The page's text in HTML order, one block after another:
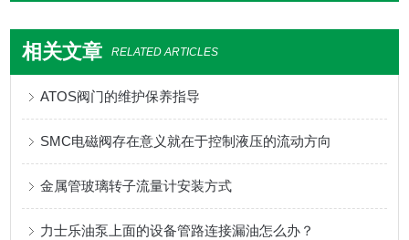
相关文章 RELATED ARTICLES
ATOS阀门的维护保养指导
SMC电磁阀存在意义就在于控制液压的流动方向
金属管玻璃转子流量计安装方式
力士乐油泵上面的设备管路连接漏油怎么办？